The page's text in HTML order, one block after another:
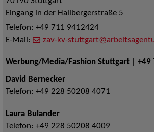
Eingang in der Hallbergerstraße 5
Telefon: +49 711 9412424
E-Mail:
zav-kv-
Werbung/Media/Fashion Stuttgart | +49
David Bernecker
Telefon: +49 228 50208 4071
Laura Bulander
Telefon: +49 228 50208 4009